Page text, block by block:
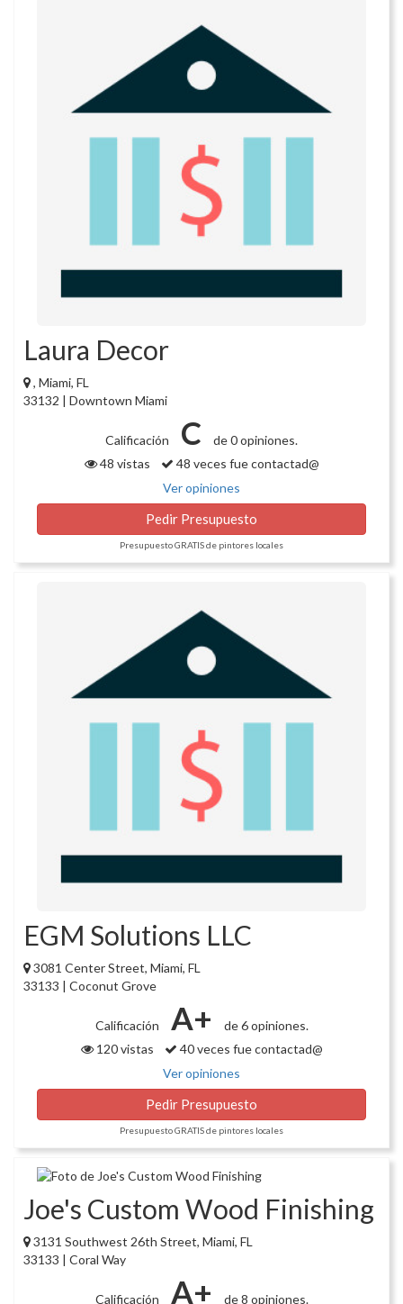
Laura Decor
, Miami, FL
33132 | Downtown Miami
Calificación C
de 0 opiniones.
48 vistas
48 veces fue contactad@
Ver opiniones
Pedir Presupuesto
Presupuesto GRATIS de pintores locales
EGM Solutions LLC
3081 Center Street, Miami, FL
33133 | Coconut Grove
Calificación A+
de 6 opiniones.
120 vistas
40 veces fue contactad@
Ver opiniones
Pedir Presupuesto
Presupuesto GRATIS de pintores locales
Joe's Custom Wood Finishing
3131 Southwest 26th Street, Miami, FL
33133 | Coral Way
Calificación A+ de 8 opiniones.